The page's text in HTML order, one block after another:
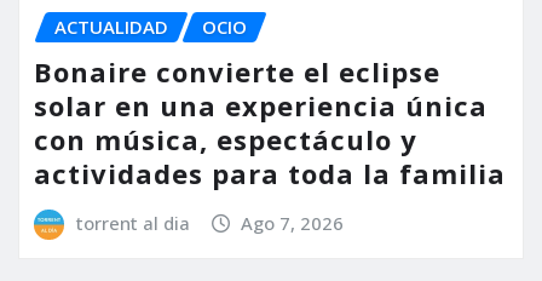
ACTUALIDAD OCIO
Bonaire convierte el eclipse
solar en una experiencia única
con música, espectáculo y
actividades para toda la familia
torrent al dia Ago 7, 2026